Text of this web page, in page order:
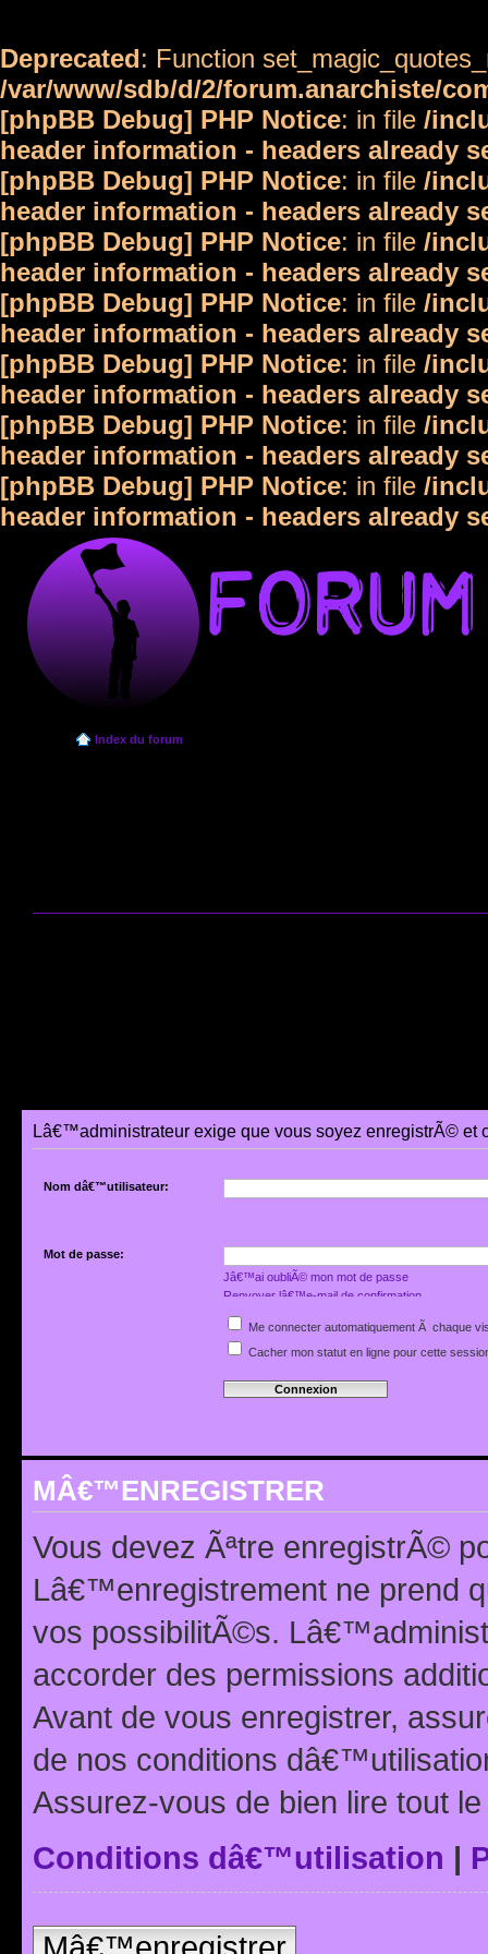
Deprecated: Function
/var/www/sdb/d/2/forum.anarchiste/
[phpBB Debug] PHP Notice: in file /
header information - headers already
[phpBB Debug] PHP Notice: in file /
header information - headers already
[phpBB Debug] PHP Notice: in file /
header information - headers already
[phpBB Debug] PHP Notice: in file /
header information - headers already
[phpBB Debug] PHP Notice: in file /
header information - headers already
[phpBB Debug] PHP Notice: in file /
header information - headers already
[phpBB Debug] PHP Notice: in file /
header information - headers already
Index du forum
Lâ€™administrateur exige que vous soyez enregistrÃ©
Nom dâ€™utilisateur:
Mot de passe:
Jâ€™ai oubliÃ© mon mot de passe
Renvoyer lâ€™e-mail de confirmation
Me connecter automatiquement Ã chaque
Cacher mon statut en ligne pour cette
MÂ€™ENREGISTRER
Vous devez Ãªtre enregistrÃ©
Lâ€™enregistrement ne prend
vos possibilitÃ©s.
accorder des permissions
Avant de vous enregistrer,
de nos conditions
Assurez-vous de bien lire tout
Conditions dâ€™utilisation |
Mâ€™enregistrer